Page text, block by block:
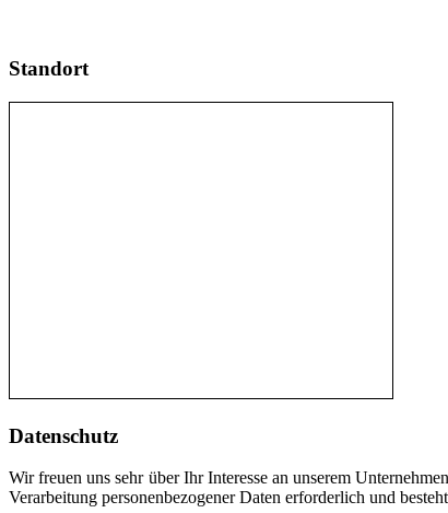
Standort
Datenschutz
Wir freuen uns sehr über Ihr Interesse an unserem
Verarbeitung personenbezogener Daten erforderlich und